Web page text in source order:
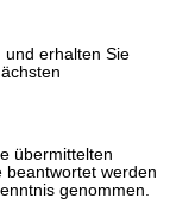
und erhalten Sie
übermittelten
beantwortet werden
genommen.